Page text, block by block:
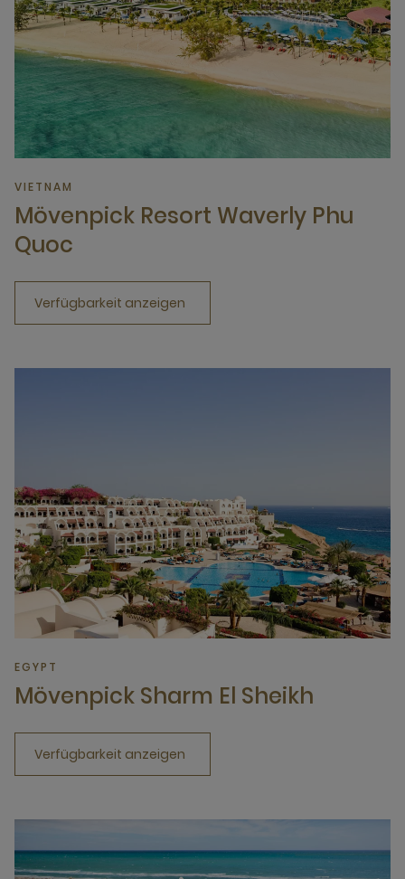
VIETNAM
Mövenpick Resort Waverly Phu
Quoc
Verfügbarkeit anzeigen
EGYPT
Mövenpick Sharm El Sheikh
Verfügbarkeit anzeigen